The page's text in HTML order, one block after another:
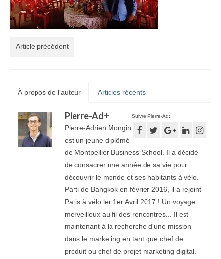
Article précédent
À propos de l'auteur Articles récents
Suivre Pierre-Ad:
Pierre-Ad+
Pierre-Adrien Mongin
est un jeune diplômé
de Montpellier Business School. Il a décidé
de consacrer une année de sa vie pour
découvrir le monde et ses habitants à vélo.
Parti de Bangkok en février 2016, il a rejoint
Paris à vélo ler 1er Avril 2017 ! Un voyage
merveilleux au fil des rencontres... Il est
maintenant à la recherche d'une mission
dans le marketing en tant que chef de
produit ou chef de projet marketing digital.